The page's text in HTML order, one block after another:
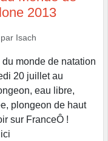
2013
par Isach
monde de natation
20 juillet au
eau libre,
plongeon de haut
sur FranceÔ !